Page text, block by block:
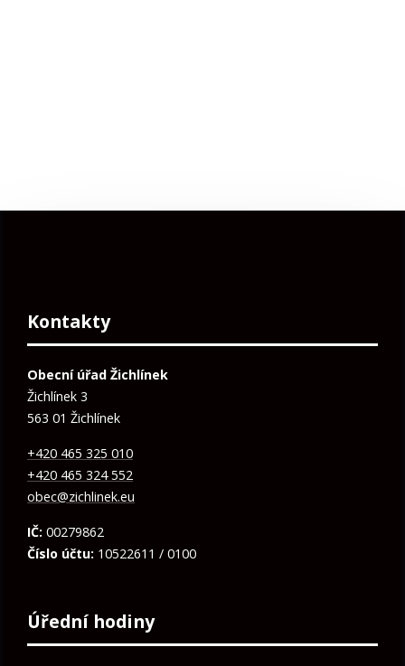
Kontakty
Obecní úřad Žichlínek
Žichlínek 3
563 01 Žichlínek
+420 465 325 010
+420 465 324 552
obec@zichlinek.eu
IČ: 00279862
Číslo účtu: 10522611 / 0100
Úřední hodiny